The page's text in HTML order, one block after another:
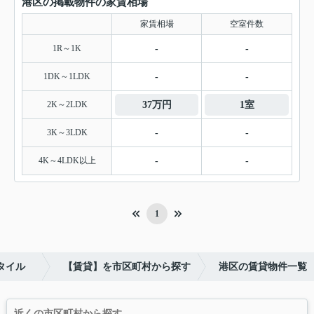
家賃相場 空室件数
1R～1K - -
1DK～1LDK - -
2K～2LDK 37万円 1室
3K～3LDK - -
4K～4LDK以上 - -
1
イル 【賃貸】を市区町村から探す 港区の賃貸物件一覧